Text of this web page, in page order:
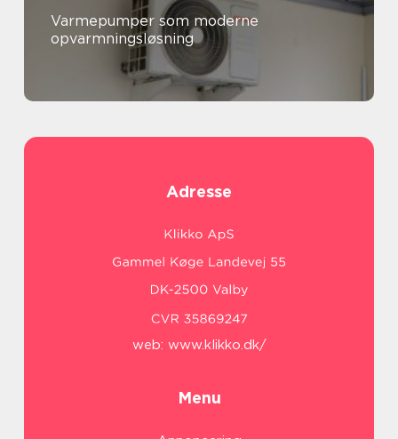
Varmepumper som moderne
opvarmningsløsning
Adresse
web: www.klikko.dk/
Menu